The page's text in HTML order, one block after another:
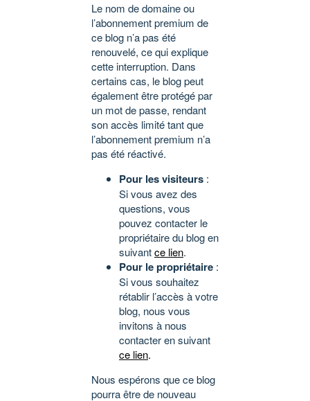
Le nom de domaine ou
l’abonnement premium de
ce blog n’a pas été
renouvelé, ce qui explique
cette interruption. Dans
certains cas, le blog peut
également être protégé par
un mot de passe, rendant
son accès limité tant que
l’abonnement premium n’a
pas été réactivé.
Pour les visiteurs :
Si vous avez des
questions, vous
pouvez contacter le
propriétaire du blog en
suivantce lien.
Pour le propriétaire :
Si vous souhaitez
rétablir l’accès à votre
blog, nous vous
invitons à nous
contacter en suivant
ce lien.
Nous espérons que ce blog
pourra être de nouveau